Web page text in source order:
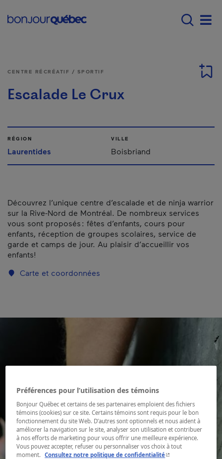
Main navigation -
CENTRE RÉCRÉATIF / SPORTIF
Escalade Le Crux
RÉGION
Laurentides
VILLE
Boisbriand
Découvrez l’unique centre d’escalade et de ninja warrior
sur la Rive-Nord de Montréal. De nombreux services
vous sont proposés : fêtes d’enfants, cours pour
enfants, réception de groupes scolaires, service de
garde et camps de jour. Au plaisir d’accueillir vos
enfants!
Carte et coordonnées
Préférences pour l’utilisation des témoins
Bonjour Québec et certains de ses partenaires emploient des fichiers
témoins (cookies) sur ce site. Certains témoins sont requis pour le bon
fonctionnement du site Web. D’autres sont optionnels et nous aident à
améliorer la navigation sur le site, analyser son utilisation et contribuer
à nos efforts de marketing pour vous offrir une meilleure expérience.
Vous pouvez accepter, refuser ou personnaliser vos choix à tout
moment.
Consultez notre politique de confidentialité- Cet hyperlien